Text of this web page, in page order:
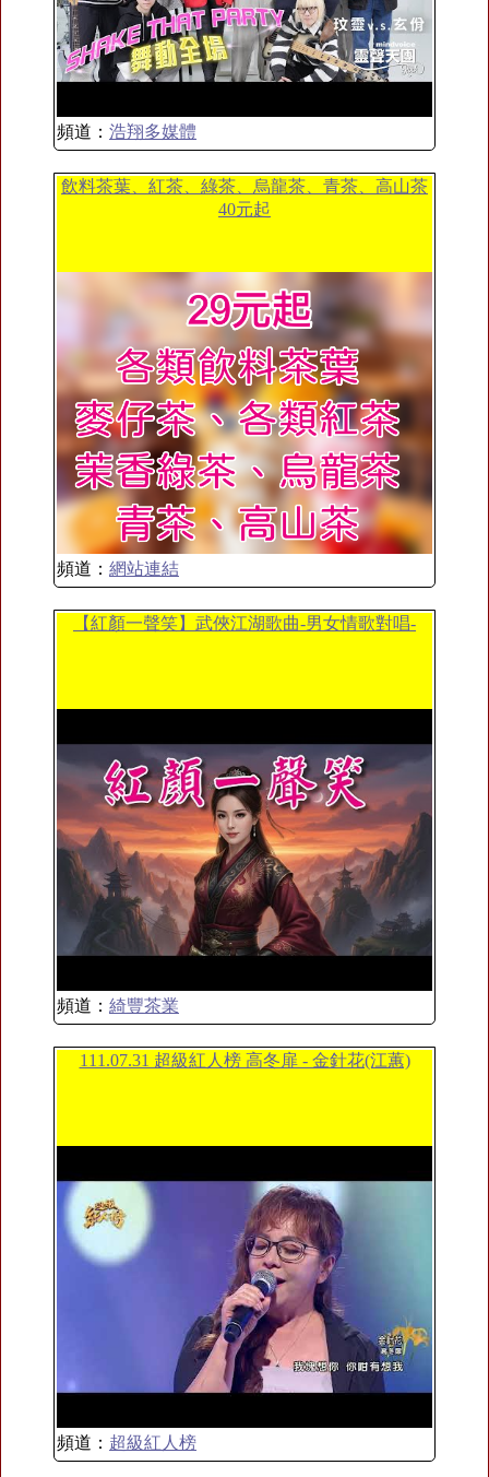
頻道： 浩翔多媒體
飲料茶葉、紅茶、綠茶、烏龍茶、青茶、高山茶
40元起
頻道： 網站連結
【紅顏一聲笑】武俠江湖歌曲-男女情歌對唱-
頻道： 綺豐茶業
111.07.31 超級紅人榜 高冬扉 - 金針花(江蕙)
頻道： 超級紅人榜